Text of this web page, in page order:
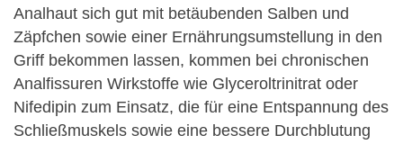
Analhaut sich gut mit betäubenden Salben und
Zäpfchen sowie einer Ernährungsumstellung in den
Griff bekommen lassen, kommen bei chronischen
Analfissuren Wirkstoffe wie Glyceroltrinitrat oder
Nifedipin zum Einsatz, die für eine Entspannung des
Schließmuskels sowie eine bessere Durchblutung